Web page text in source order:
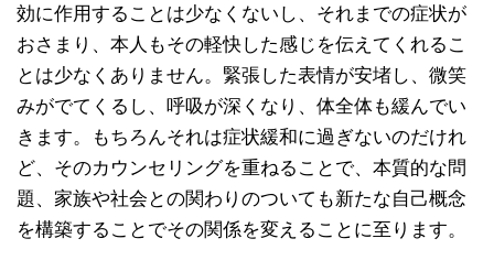
効に作用することは少なくないし、それまでの症状が
おさまり、本人もその軽快した感じを伝えてくれるこ
とは少なくありません。緊張した表情が安堵し、微笑
みがでてくるし、呼吸が深くなり、体全体も緩んでい
きます。もちろんそれは症状緩和に過ぎないのだけれ
ど、そのカウンセリングを重ねることで、本質的な問
題、家族や社会との関わりのついても新たな自己概念
を構築することでその関係を変えることに至ります。